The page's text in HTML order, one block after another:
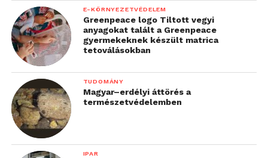
E-KÖRNYEZETVÉDELEM
Greenpeace logo Tiltott vegyi
anyagokat talált a Greenpeace
gyermekeknek készült matrica
tetoválásokban
TUDOMÁNY
Magyar–erdélyi áttörés a
természetvédelemben
IPAR